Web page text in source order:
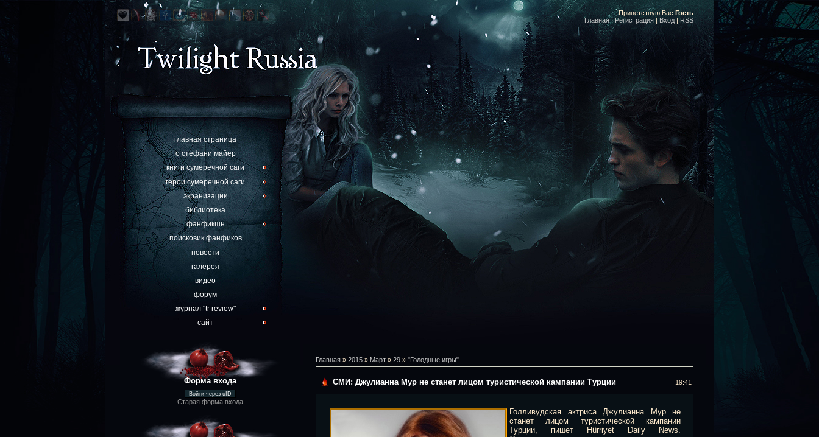
Приветствую Вас Гость
Главная|Регистрация | Вход | RSS
главная страница
о стефани майер
книги сумеречной саги
герои сумеречной саги
экранизации
библиотека
фанфикшн
поисковик фанфиков
новости
галерея
видео
форум
журнал "tr review"
сайт
Форма входа
Войти через uID
Старая форма входа
Главная » 2015 » Март » 29 » "Голодные игры"
СМИ: Джулианна Мур не станет лицом туристической кампании Турции 19:41
Голливудская актриса Джулианна Мур не
станет лицом туристической кампании
Турции, пишет Hürriyet Daily News.